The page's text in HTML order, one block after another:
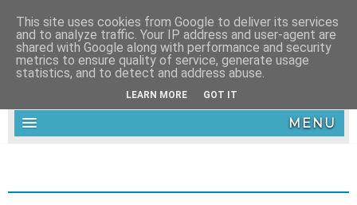
MENU
This site uses cookies from Google to deliver its services
and to analyze traffic. Your IP address and user-agent are
shared with Google along with performance and security
metrics to ensure quality of service, generate usage
statistics, and to detect and address abuse.
LEARN MORE GOT IT